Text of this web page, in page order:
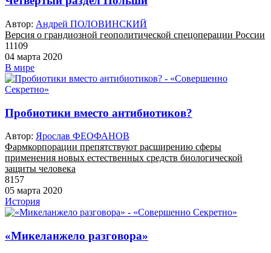
Автор: Андрей ПОЛОВИНСКИЙ
Версия о грандиозной геополитической спецоперации России
11109
04 марта 2020
В мире
Пробиотики вместо антибиотиков?
Автор: Ярослав ФЕОФАНОВ
Фармкорпорации препятствуют расширению сферы
применения новых естественных средств биологической
защиты человека
8157
05 марта 2020
История
«Микеланжело разговора»